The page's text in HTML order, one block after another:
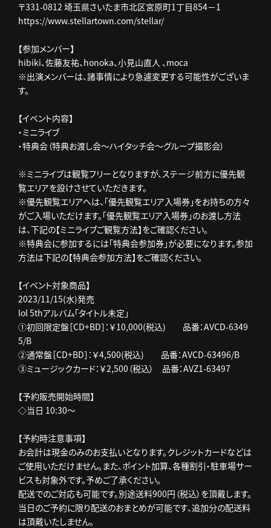
〒331-0812 埼玉県さいたま市北区宮原町1丁目854－1
https://www.stellartown.com/stellar/
【参加メンバー】
hibiki、佐藤友祐、honoka、小見山直人 、moca
※出演メンバーは、諸事情により急遽変更する可能性がございま
す。
【イベント内容】
・ミニライブ
・特典会（特典お渡し会～ハイタッチ会～グループ撮影会）
※ミニライブは観覧フリーとなりますが、ステージ前方に優先観
覧エリアを設けさせていただきます。
※優先観覧エリアへは、「優先観覧エリア入場券」をお持ちの方々
がご入場いただけます。「優先観覧エリア入場券」のお渡し方法
は、下記の【ミニライブご観覧方法】をご確認ください。
※特典会に参加するには「特典会参加券」が必要になります。参加
方法は下記の【特典会参加方法】をご確認ください。
【イベント対象商品】
2023/11/15(水)発売
lol 5thアルバム「タイトル未定」
①初回限定盤［CD+BD］：￥10,000(税込) 品番：AVCD-6349
5/B
②通常盤［CD+BD］：￥4,500(税込) 品番：AVCD-63496/B
③ミュージックカード：￥2,500（税込） 品番：AVZ1-63497
【予約販売開始時間】
◇当日 10:30～
【予約時注意事項】
お会計は現金のみのお支払いとなります。クレジットカードなどは
ご使用いただけません。また、ポイント加算、各種割引・駐車場サー
ビスも対象外です。予めご了承ください。
配送でのご対応も可能です。別途送料900円（税込）を頂戴します。
当日のご予約に限り配送のおまとめが可能です、追加分の配送料
は頂戴いたしません。